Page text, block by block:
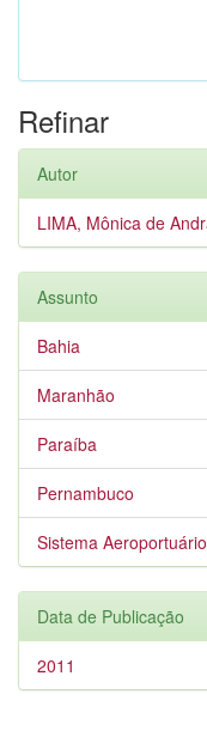
Refinar
Autor
LIMA, Mônica de
Assunto
Bahia
Maranhão
Paraíba
Pernambuco
Sistema Aeroportuário
Data de Publicação
2011